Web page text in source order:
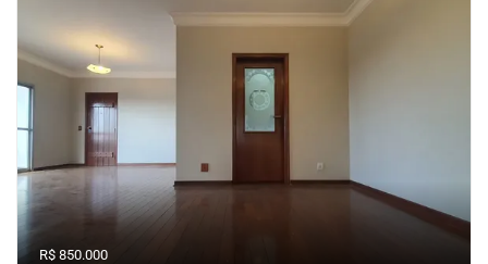
R$ 850.000